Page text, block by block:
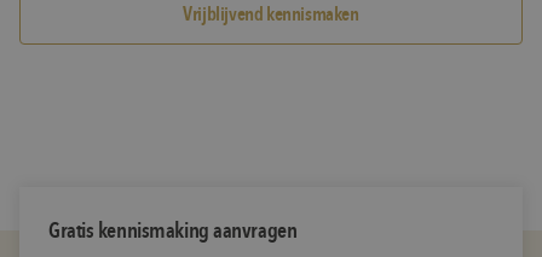
Vrijblijvend kennismaken
Gratis kennismaking aanvragen